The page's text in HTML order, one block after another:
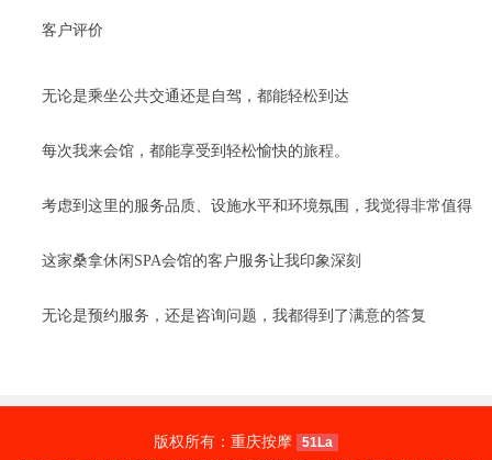
客户评价
无论是乘坐公共交通还是自驾，都能轻松到达
每次我来会馆，都能享受到轻松愉快的旅程。
考虑到这里的服务品质、设施水平和环境氛围，我觉得非常值得
这家桑拿休闲SPA会馆的客户服务让我印象深刻
无论是预约服务，还是咨询问题，我都得到了满意的答复
版权所有：重庆按摩 51La